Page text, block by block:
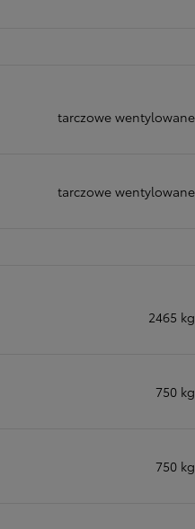
tarczowe wentylowane
tarczowe wentylowane
2465 kg
750 kg
750 kg